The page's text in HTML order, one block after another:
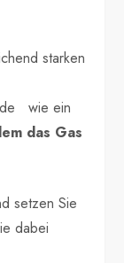
starken
wie ein
das Gas
setzen Sie
dabei